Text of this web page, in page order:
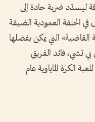
ليسدّد ضربة حادة إلى
في الحلقة العمودية الضيقة
التي يمكن بفضلها
تشي، قائد الفريق
الكرة الماياوية عام